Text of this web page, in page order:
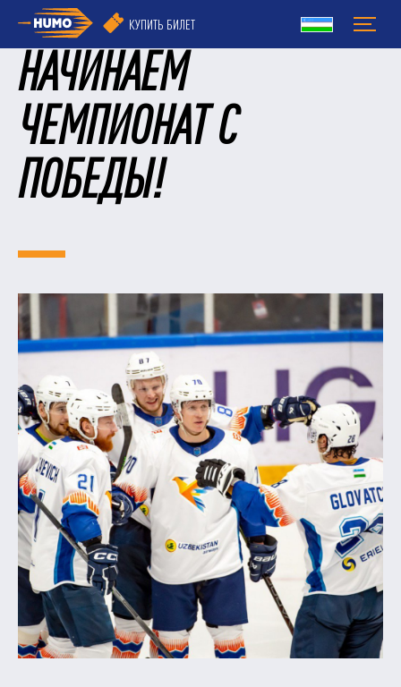
КУПИТЬ БИЛЕТ
​НАЧИНАЕМ
ЧЕМПИОНАТ С
ПОБЕДЫ!